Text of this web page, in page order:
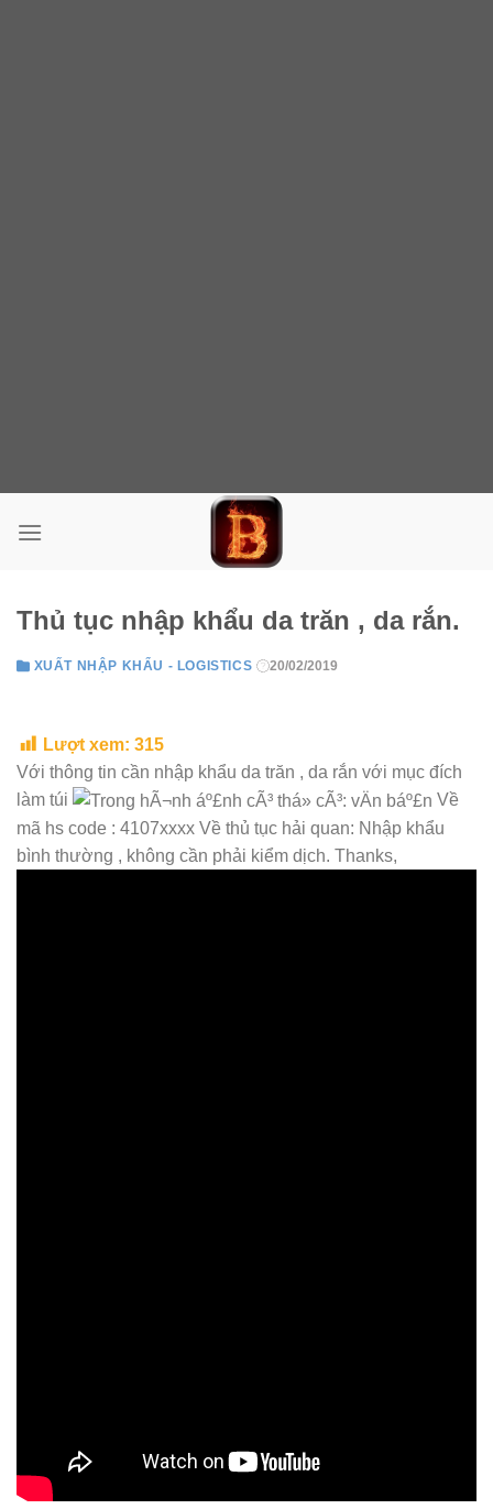
Thủ tục nhập khẩu da trăn , da rắn.
XUẤT NHẬP KHẨU - LOGISTICS 20/02/2019
Lượt xem: 315
Với thông tin cần nhập khẩu da trăn , da rắn với mục đích
làm túi
Về
mã hs code : 4107xxxx Về thủ tục hải quan: Nhập khẩu
bình thường , không cần phải kiểm dịch. Thanks,